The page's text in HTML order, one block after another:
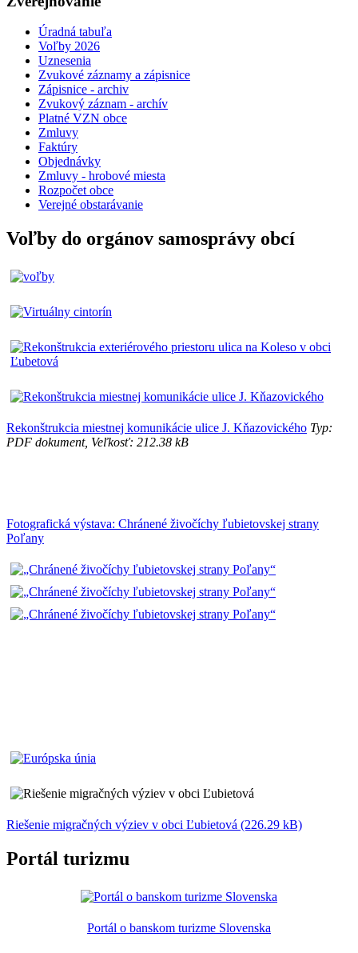
Úradná tabuľa
Voľby 2026
Uznesenia
Zvukové záznamy a zápisnice
Zápisnice - archiv
Zvukový záznam - archív
Platné VZN obce
Zmluvy
Faktúry
Objednávky
Zmluvy - hrobové miesta
Rozpočet obce
Verejné obstarávanie
Voľby do orgánov samosprávy obcí
Rekonštrukcia miestnej komunikácie ulice J. Kňazovického Typ:
PDF dokument, Veľkosť: 212.38 kB
Fotografická výstava: Chránené živočíchy ľubietovskej strany
Poľany
Riešenie migračných výziev v obci Ľubietová (226.29 kB)
Portál turizmu
Portál o banskom turizme Slovenska